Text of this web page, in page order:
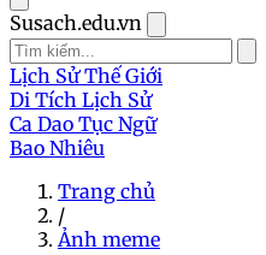
Susach.edu.vn
Lịch Sử Thế Giới
Di Tích Lịch Sử
Ca Dao Tục Ngữ
Bao Nhiêu
Trang chủ
/
Ảnh meme